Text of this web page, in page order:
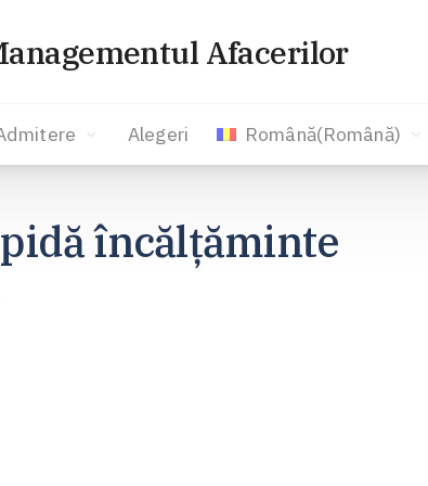
Afacerilor
Alegeri Română(Română)
încălţăminte